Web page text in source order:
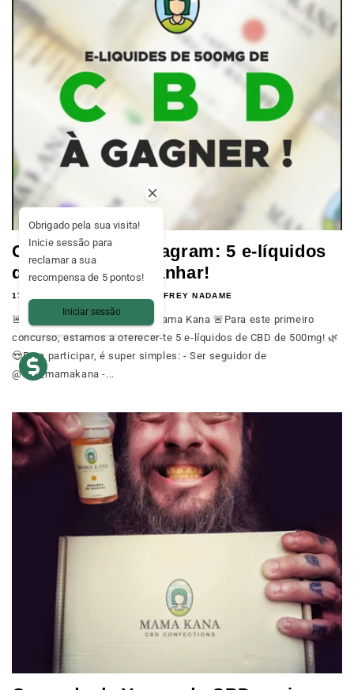
Concurso no Instagram: 5 e-líquidos
de 500mg para ganhar!
17 DE JULHO DE 2019 JOFFREY NADAME
🚨 Lançamento do concurso Mama Kana 🚨Para este primeiro
concurso, estamos a oferecer-te 5 e-líquidos de CBD de 500mg! 🌿
😍Para participar, é super simples: - Ser seguidor de
@cbd_mamakana -...
Obrigado pela sua visita!
Inicie sessão para
reclamar a sua
recompensa de 5 pontos!
Iniciar sessão